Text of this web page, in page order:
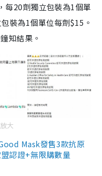
每20劑獨立包裝為1個單
裝為1個單位每劑$15。
知結果。
大
Mask發售3款抗原
認證+無限購數量